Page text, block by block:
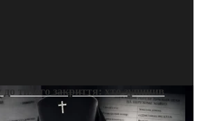
до тихого закриття: хто зупинив